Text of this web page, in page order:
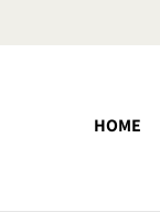
HOME